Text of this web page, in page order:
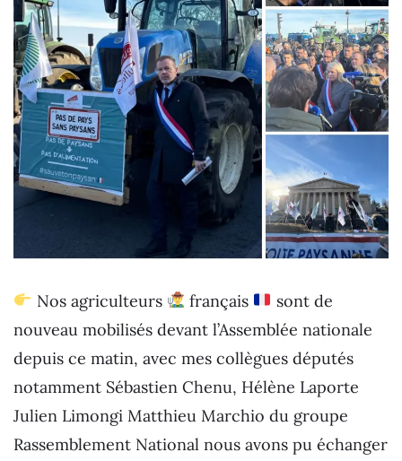
Nos agriculteurs français
sont de
nouveau mobilisés devant l’Assemblée nationale
depuis ce matin, avec mes collègues députés
notamment Sébastien Chenu, Hélène Laporte
Julien Limongi Matthieu Marchio du groupe
Rassemblement National nous avons pu échanger